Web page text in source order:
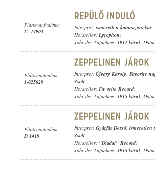
Plattenaufnahme:
U. 14903
Interpret: ismeretlen katonazenekar,
Hersteller: Lyrophon;
Jahr der Aufnahme: 1911 körül;
Plattenaufnahme:
1-025629
Interpret: Újváry Károly, Favorite
Zsolt
Hersteller: Favorite Record;
Jahr der Aufnahme: 1915 körül;
Plattenaufnahme:
D 1419
Interpret: Gyárfás Dezső, ismeretlen
Zsolt
Hersteller: "Diadal" Record;
Jahr der Aufnahme: 1915 körül;